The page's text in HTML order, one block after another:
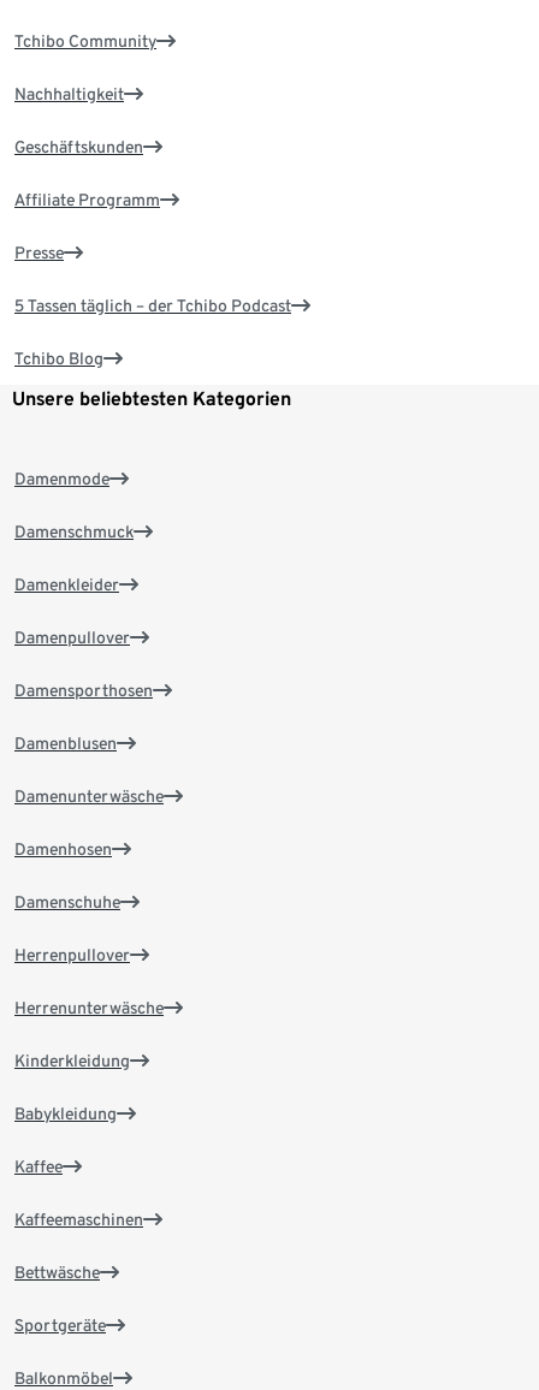
Tchibo Community
Nachhaltigkeit
Geschäftskunden
Affiliate Programm
Presse
5 Tassen täglich – der Tchibo Podcast
Tchibo Blog
Unsere beliebtesten Kategorien
Damenmode
Damenschmuck
Damenkleider
Damenpullover
Damensporthosen
Damenblusen
Damenunterwäsche
Damenhosen
Damenschuhe
Herrenpullover
Herrenunterwäsche
Kinderkleidung
Babykleidung
Kaffee
Kaffeemaschinen
Bettwäsche
Sportgeräte
Balkonmöbel